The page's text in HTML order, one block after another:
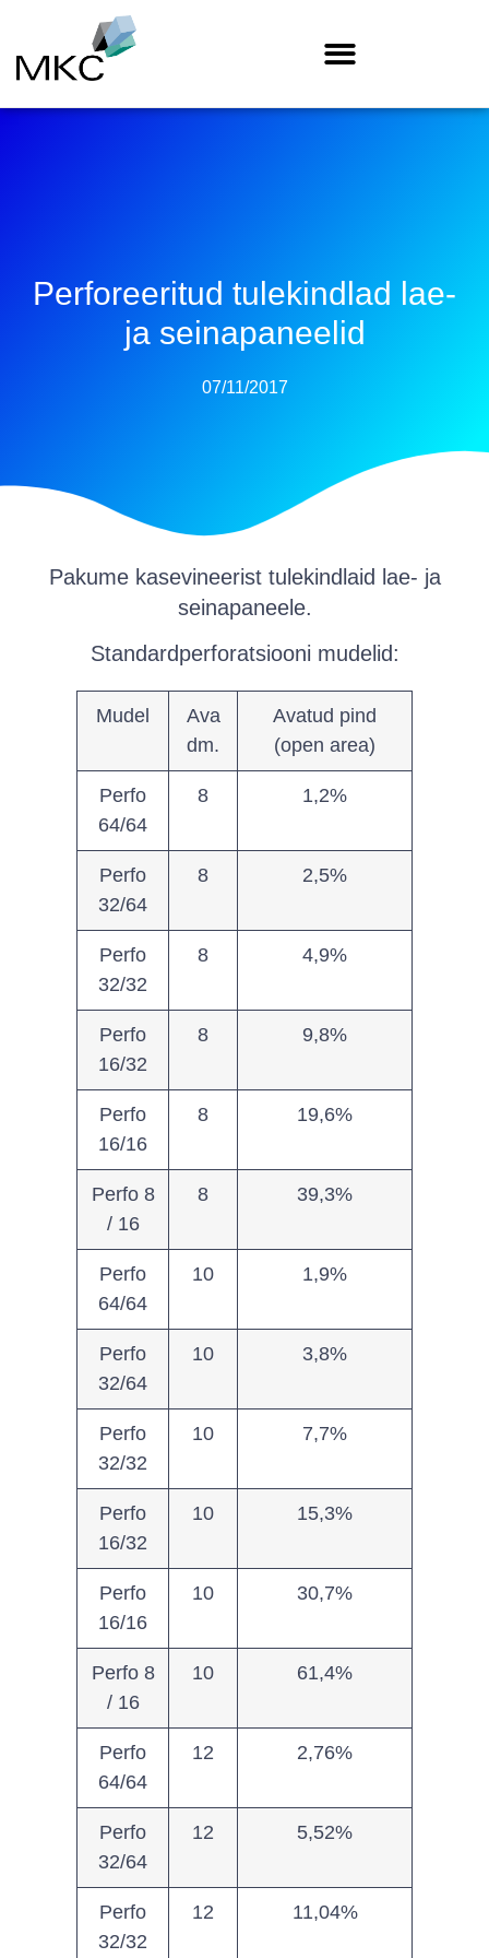
Perforeeritud tulekindlad lae-
ja seinapaneelid
07/11/2017
Pakume kasevineerist tulekindlaid lae- ja
seinapaneele.
Standardperforatsiooni mudelid:
Mudel
Ava
dm.
Avatud pind
(open area)
Perfo
64/64
8 1,2%
Perfo
32/64
8 2,5%
Perfo
32/32
8 4,9%
Perfo
16/32
8 9,8%
Perfo
16/16
8 19,6%
Perfo 8
/ 16
8 39,3%
Perfo
64/64
10 1,9%
Perfo
32/64
10 3,8%
Perfo
32/32
10 7,7%
Perfo
16/32
10 15,3%
Perfo
16/16
10 30,7%
Perfo 8
/ 16
10 61,4%
Perfo
64/64
12 2,76%
Perfo
32/64
12 5,52%
Perfo
32/32
12 11,04%